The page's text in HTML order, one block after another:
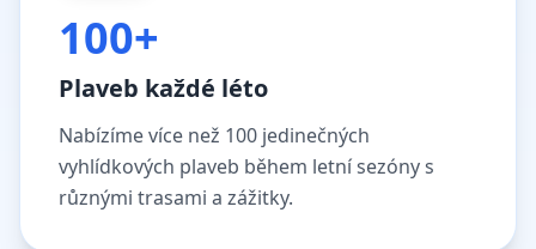
100+
Plaveb každé léto
Nabízíme více než 100 jedinečných
vyhlídkových plaveb během letní sezóny s
různými trasami a zážitky.